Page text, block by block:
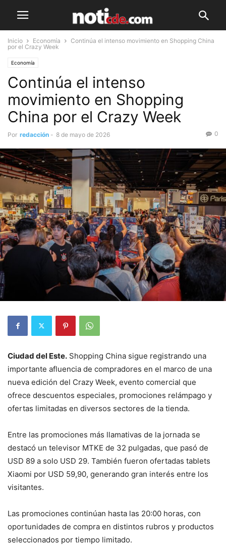
Inicio Economía
Continúa el intenso movimiento en Shopping China
por el Crazy Week
Economía
Continúa el intenso
movimiento en Shopping
China por el Crazy Week
Por redacción - 8 de mayo de 2026 0
Ciudad del Este. Shopping China sigue registrando una
importante afluencia de compradores en el marco de una
nueva edición del Crazy Week, evento comercial que
ofrece descuentos especiales, promociones relámpago y
ofertas limitadas en diversos sectores de la tienda.
Entre las promociones más llamativas de la jornada se
destacó un televisor MTKE de 32 pulgadas, que pasó de
USD 89 a solo USD 29. También fueron ofertadas tablets
Xiaomi por USD 59,90, generando gran interés entre los
visitantes.
Las promociones continúan hasta las 20:00 horas, con
oportunidades de compra en distintos rubros y productos
seleccionados por tiempo limitado.